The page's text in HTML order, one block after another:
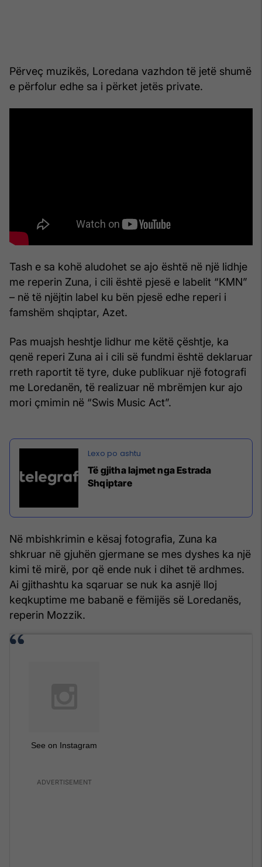
Përveç muzikës, Loredana vazhdon të jetë shumë
e përfolur edhe sa i përket jetës private.
Tash e sa kohë aludohet se ajo është në një lidhje
me reperin Zuna, i cili është pjesë e labelit “KMN”
– në të njëjtin label ku bën pjesë edhe reperi i
famshëm shqiptar, Azet.
Pas muajsh heshtje lidhur me këtë çështje, ka
qenë reperi Zuna ai i cili së fundmi është deklaruar
rreth raportit të tyre, duke publikuar një fotografi
me Loredanën, të realizuar në mbrëmjen kur ajo
mori çmimin në “Swis Music Act”.
Të gjitha lajmet nga Estrada
Shqiptare
Në mbishkrimin e kësaj fotografia, Zuna ka
shkruar në gjuhën gjermane se mes dyshes ka një
kimi të mirë, por që ende nuk i dihet të ardhmes.
Ai gjithashtu ka sqaruar se nuk ka asnjë lloj
keqkuptime me babanë e fëmijës së Loredanës,
reperin Mozzik.
See on Instagram